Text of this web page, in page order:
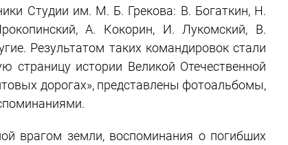
Студии им. М. Б. Грекова: В. Богаткин, Н.
А. Кокорин, И. Лукомский, В.
Результатом таких командировок стали
страницу истории Великой Отечественной
дорогах», представлены фотоальбомы,
врагом земли, воспоминания о погибших